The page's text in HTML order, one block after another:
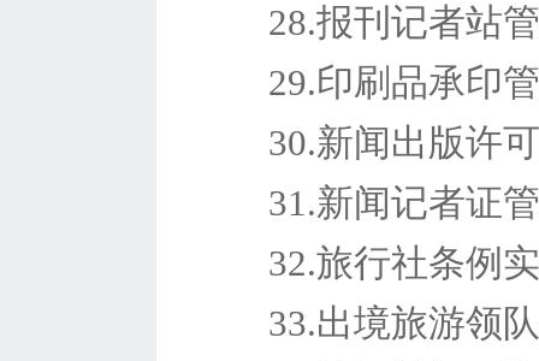
28.报刊记者站
29.印刷品承印
30.新闻出版许
31.新闻记者证
32.旅行社条例
33.出境旅游领